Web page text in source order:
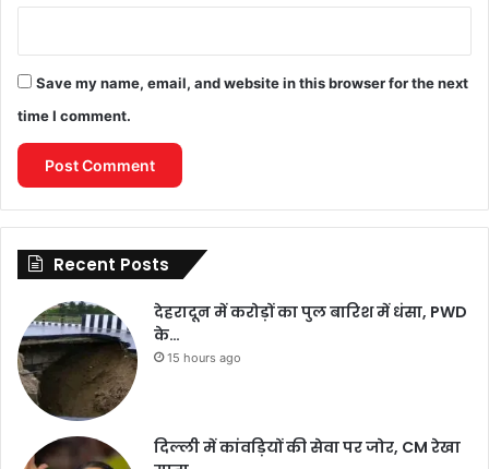
Save my name, email, and website in this browser for the next
time I comment.
Recent Posts
देहरादून में करोड़ों का पुल बारिश में धंसा, PWD
के…
15 hours ago
दिल्ली में कांवड़ियों की सेवा पर जोर, CM रेखा